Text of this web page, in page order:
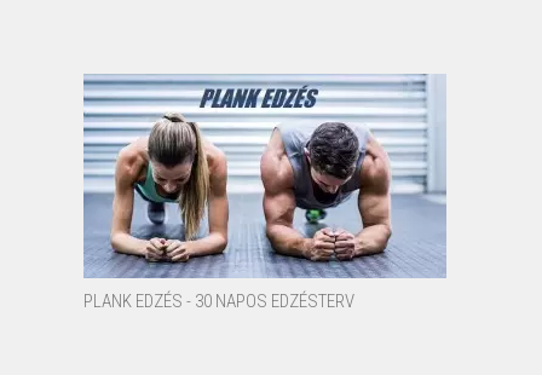
PLANK EDZÉS - 30 NAPOS EDZÉSTERV